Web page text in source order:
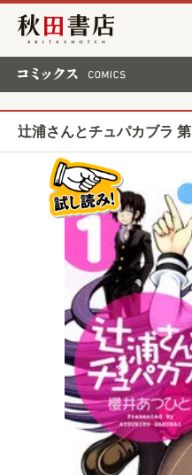
秋田書店
辻浦さんとチュパカブラ